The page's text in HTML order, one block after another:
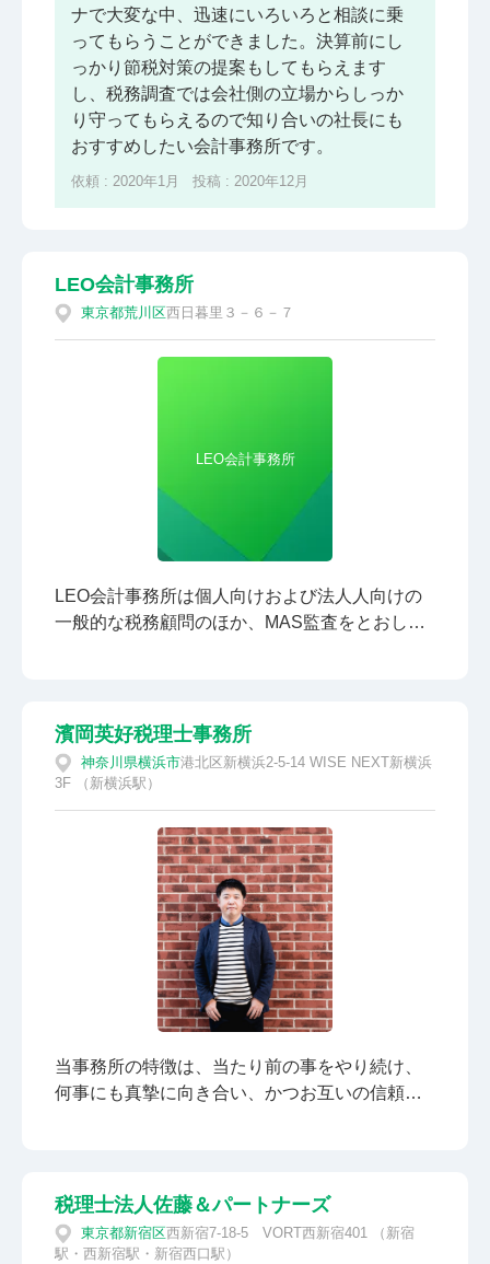
ナで大変な中、迅速にいろいろと相談に乗
ってもらうことができました。決算前にし
っかり節税対策の提案もしてもらえます
し、税務調査では会社側の立場からしっか
り守ってもらえるので知り合いの社長にも
おすすめしたい会計事務所です。
依頼 : 2020年1月 投稿 : 2020年12月
LEO会計事務所
東京都荒川区西日暮里３－６－７
LEO会計事務所
LEO会計事務所は個人向けおよび法人人向けの
一般的な税務顧問のほか、MAS監査をとおし
ことから、個人の不動産投資家や不動産賃貸業
の法人の税金相談・確定申告をサポートしてい
ます。不動産賃貸業では原則、決算申告料金の
みで、月次顧問料が不要となることもポイント
濱岡英好税理士事務所
神奈川県横浜市港北区新横浜2-5-14 WISE NEXT新横浜
3F （新横浜駅）
当事務所の特徴は、当たり前の事をやり続け、
何事にも真摯に向き合い、かつお互いの信頼関
すべて対応します。 「担当がコロコロ変わる」
「新人の担当者で頼りない」といったお悩みご
ざいませんか。当事務所は、税理士の濱岡が責
税理士法人佐藤＆パートナーズ
東京都新宿区西新宿7-18-5 VORT西新宿401 （新宿
駅・西新宿駅・新宿西口駅）